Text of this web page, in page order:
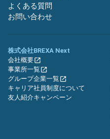
よくある質問
お問い合わせ
株式会社BREXA Next
会社概要
事業所一覧
グループ企業一覧
キャリア社員制度について
友人紹介キャンペーン